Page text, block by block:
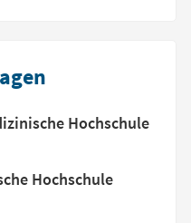
Hochschule
Hochschule